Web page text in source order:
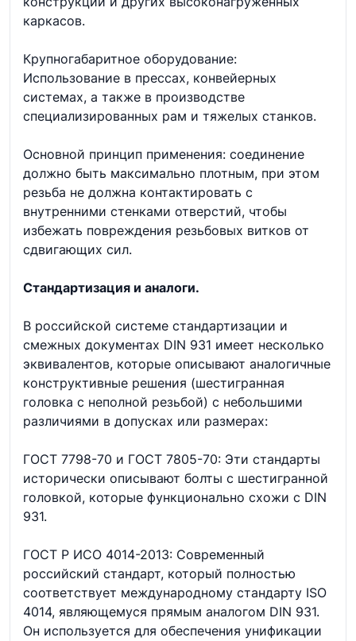
каркасов.
Крупногабаритное оборудование:
Использование в прессах, конвейерных
системах, а также в производстве
специализированных рам и тяжелых станков.
Основной принцип применения: соединение
должно быть максимально плотным, при этом
резьба не должна контактировать с
внутренними стенками отверстий, чтобы
избежать повреждения резьбовых витков от
сдвигающих сил.
Стандартизация и аналоги.
В российской системе стандартизации и
смежных документах DIN 931 имеет несколько
эквивалентов, которые описывают аналогичные
конструктивные решения (шестигранная
головка с неполной резьбой) с небольшими
различиями в допусках или размерах:
ГОСТ 7798-70 и ГОСТ 7805-70: Эти стандарты
исторически описывают болты с шестигранной
головкой, которые функционально схожи с DIN
931.
ГОСТ Р ИСО 4014-2013: Современный
российский стандарт, который полностью
соответствует международному стандарту ISO
4014, являющемуся прямым аналогом DIN 931.
Он используется для обеспечения унификации